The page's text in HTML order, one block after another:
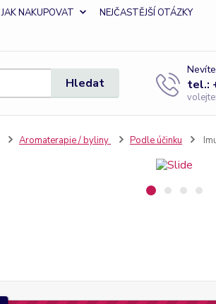
JAK NAKUPOVAT
NEJČASTĚJŠÍ OTÁZKY
Hledat tel.:
Aromaterapie / byliny Podle účinku